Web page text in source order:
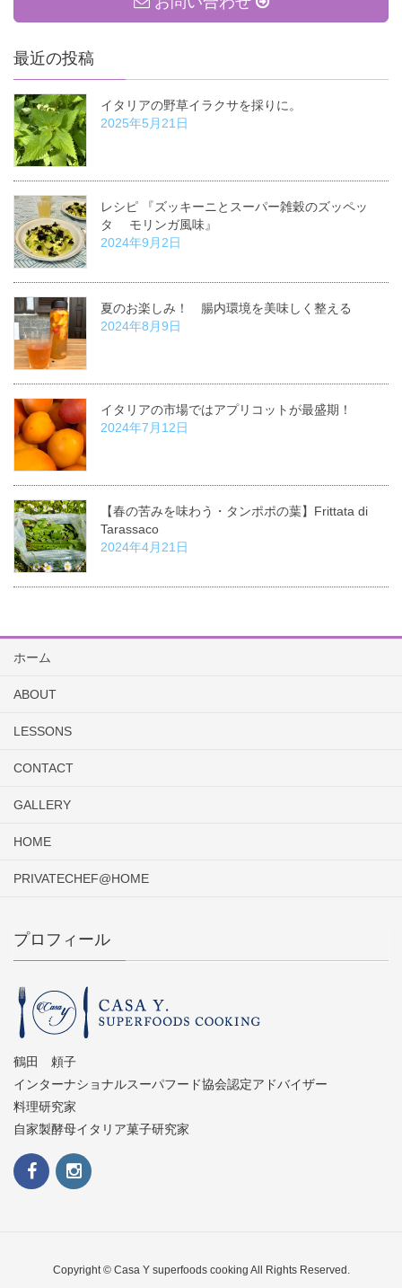
最近の投稿
イタリアの野草イラクサを採りに。
2025年5月21日
レシピ 『ズッキーニとスーパー雑穀のズッペッ
タ モリンガ風味』
2024年9月2日
夏のお楽しみ！ 腸内環境を美味しく整える
2024年8月9日
イタリアの市場ではアプリコットが最盛期！
2024年7月12日
【春の苦みを味わう・タンポポの葉】Frittata di
Tarassaco
2024年4月21日
ホーム
ABOUT
LESSONS
CONTACT
GALLERY
HOME
PRIVATECHEF@HOME
プロフィール
鶴田 頼子
インターナショナルスーパフード協会認定アドバイザー
料理研究家
自家製酵母イタリア菓子研究家
Copyright © Casa Y superfoods cooking All Rights Reserved.